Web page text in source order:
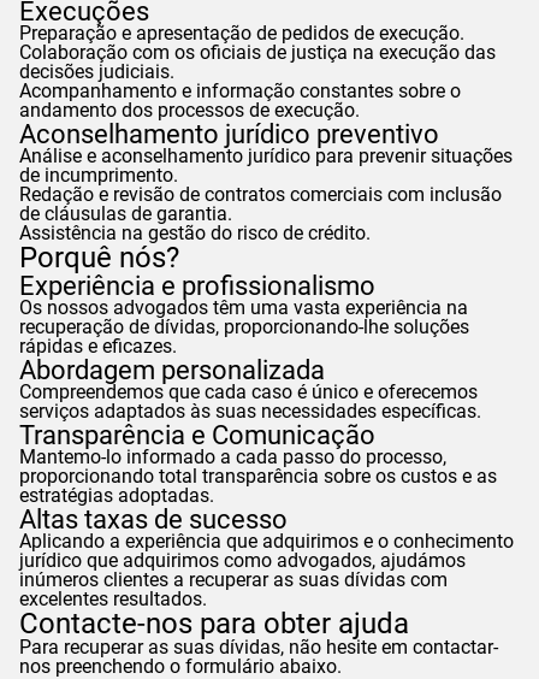
Execuções
Preparação e apresentação de pedidos de execução.
Colaboração com os oficiais de justiça na execução das
decisões judiciais.
Acompanhamento e informação constantes sobre o
andamento dos processos de execução.
Aconselhamento jurídico preventivo
Análise e aconselhamento jurídico para prevenir situações
de incumprimento.
Redação e revisão de contratos comerciais com inclusão
de cláusulas de garantia.
Assistência na gestão do risco de crédito.
Porquê nós?
Experiência e profissionalismo
Os nossos advogados têm uma vasta experiência na
recuperação de dívidas, proporcionando-lhe soluções
rápidas e eficazes.
Abordagem personalizada
Compreendemos que cada caso é único e oferecemos
serviços adaptados às suas necessidades específicas.
Transparência e Comunicação
Mantemo-lo informado a cada passo do processo,
proporcionando total transparência sobre os custos e as
estratégias adoptadas.
Altas taxas de sucesso
Aplicando a experiência que adquirimos e o conhecimento
jurídico que adquirimos como advogados, ajudámos
inúmeros clientes a recuperar as suas dívidas com
excelentes resultados.
Contacte-nos para obter ajuda
Para recuperar as suas dívidas, não hesite em contactar-
nos preenchendo o formulário abaixo.